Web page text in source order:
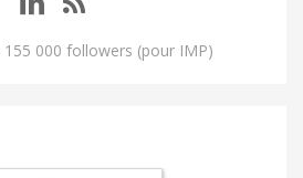
155 000 followers (pour IMP)